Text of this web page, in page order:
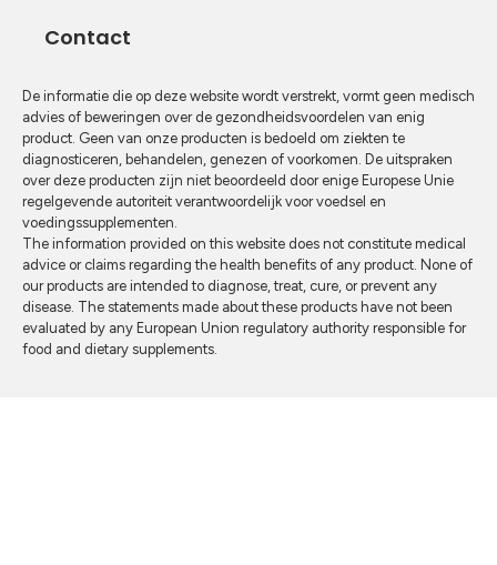
Contact
De informatie die op deze website wordt verstrekt, vormt geen medisch
advies of beweringen over de gezondheidsvoordelen van enig
product. Geen van onze producten is bedoeld om ziekten te
diagnosticeren, behandelen, genezen of voorkomen. De uitspraken
over deze producten zijn niet beoordeeld door enige Europese Unie
regelgevende autoriteit verantwoordelijk voor voedsel en
voedingssupplementen.
The information provided on this website does not constitute medical
advice or claims regarding the health benefits of any product. None of
our products are intended to diagnose, treat, cure, or prevent any
disease. The statements made about these products have not been
evaluated by any European Union regulatory authority responsible for
food and dietary supplements.